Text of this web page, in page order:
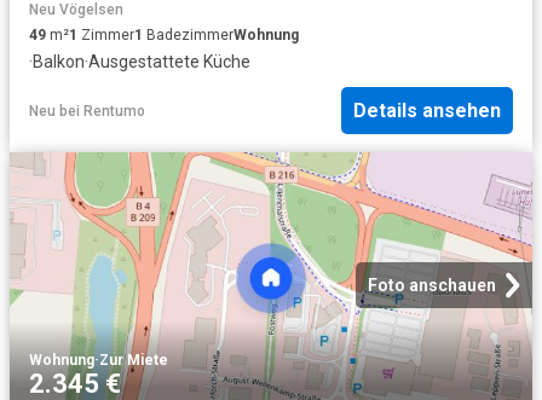
Neu Vögelsen
49 m²1 Zimmer1 BadezimmerWohnung
·Balkon·Ausgestattete Küche
Neu bei Rentumo Details ansehen
Foto anschauen
Wohnung·Zur Miete
2.345 €